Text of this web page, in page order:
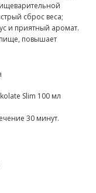
сброс веса;
и приятный аромат.
пище, повышает
Slim 100 мл
30 минут.